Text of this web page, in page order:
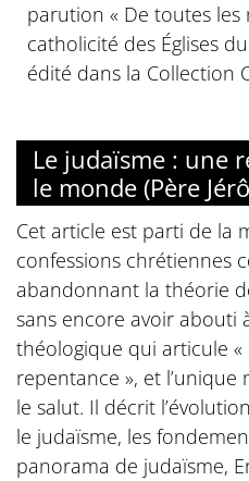
parution « De toutes les
catholicité des Églises
édité dans la Collection
Le judaïsme : une
le monde (Père
Cet article est parti de la
confessions chrétiennes
abandonnant la théorie
sans encore avoir abouti
théologique qui articule «
repentance », et
le salut. Il décrit
le judaïsme, les
panorama de judaïsme,